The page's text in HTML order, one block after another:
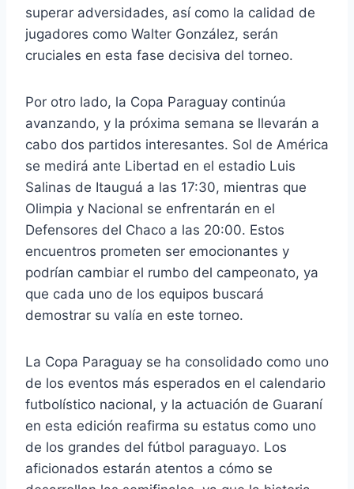
superar adversidades, así como la calidad de
jugadores como Walter González, serán
cruciales en esta fase decisiva del torneo.
Por otro lado, la Copa Paraguay continúa
avanzando, y la próxima semana se llevarán a
cabo dos partidos interesantes. Sol de América
se medirá ante Libertad en el estadio Luis
Salinas de Itauguá a las 17:30, mientras que
Olimpia y Nacional se enfrentarán en el
Defensores del Chaco a las 20:00. Estos
encuentros prometen ser emocionantes y
podrían cambiar el rumbo del campeonato, ya
que cada uno de los equipos buscará
demostrar su valía en este torneo.
La Copa Paraguay se ha consolidado como uno
de los eventos más esperados en el calendario
futbolístico nacional, y la actuación de Guaraní
en esta edición reafirma su estatus como uno
de los grandes del fútbol paraguayo. Los
aficionados estarán atentos a cómo se